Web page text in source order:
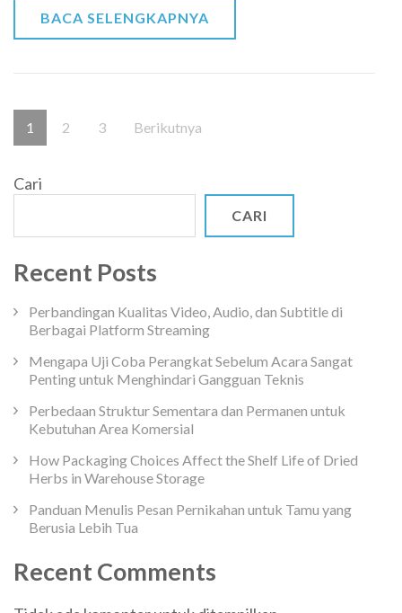
BACA SELENGKAPNYA
Paginasi
pos
Halaman
1 Halaman
2 Halaman
3 Berikutnya
Cari
CARI
Recent Posts
Perbandingan Kualitas Video, Audio, dan Subtitle di
Berbagai Platform Streaming
Mengapa Uji Coba Perangkat Sebelum Acara Sangat
Penting untuk Menghindari Gangguan Teknis
Perbedaan Struktur Sementara dan Permanen untuk
Kebutuhan Area Komersial
How Packaging Choices Affect the Shelf Life of Dried
Herbs in Warehouse Storage
Panduan Menulis Pesan Pernikahan untuk Tamu yang
Berusia Lebih Tua
Recent Comments